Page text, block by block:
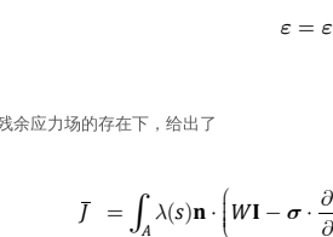
余应力场的存在下，给出了